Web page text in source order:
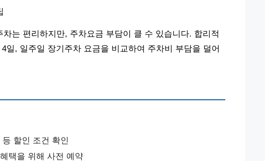
는 편리하지만, 주차요금 부담이 클 수 있습니다. 합리적
일, 일주일 장기주차 요금을 비교하여 주차비 부담을 덜어
할인 조건 확인
택을 위해 사전 예약